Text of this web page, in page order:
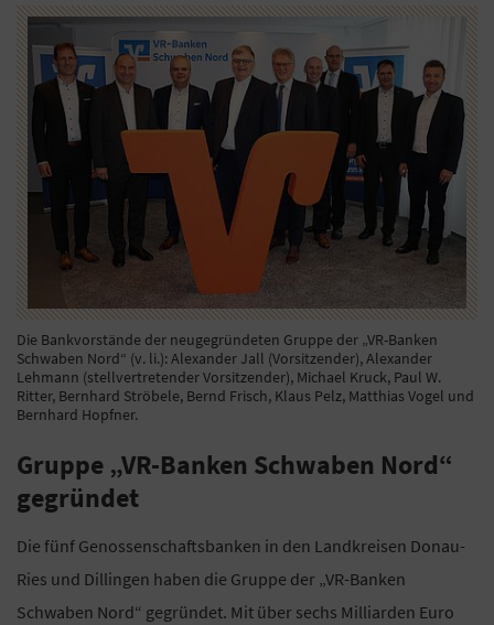
Die Bankvorstände der neugegründeten Gruppe der „VR-Banken
Schwaben Nord“ (v. li.): Alexander Jall (Vorsitzender), Alexander
Lehmann (stellvertretender Vorsitzender), Michael Kruck, Paul W.
Ritter, Bernhard Ströbele, Bernd Frisch, Klaus Pelz, Matthias Vogel und
Bernhard Hopfner.
Gruppe „VR-Banken Schwaben Nord“
gegründet
Die fünf Genossenschaftsbanken in den Landkreisen Donau-
Ries und Dillingen haben die Gruppe der „VR-Banken
Schwaben Nord“ gegründet. Mit über sechs Milliarden Euro